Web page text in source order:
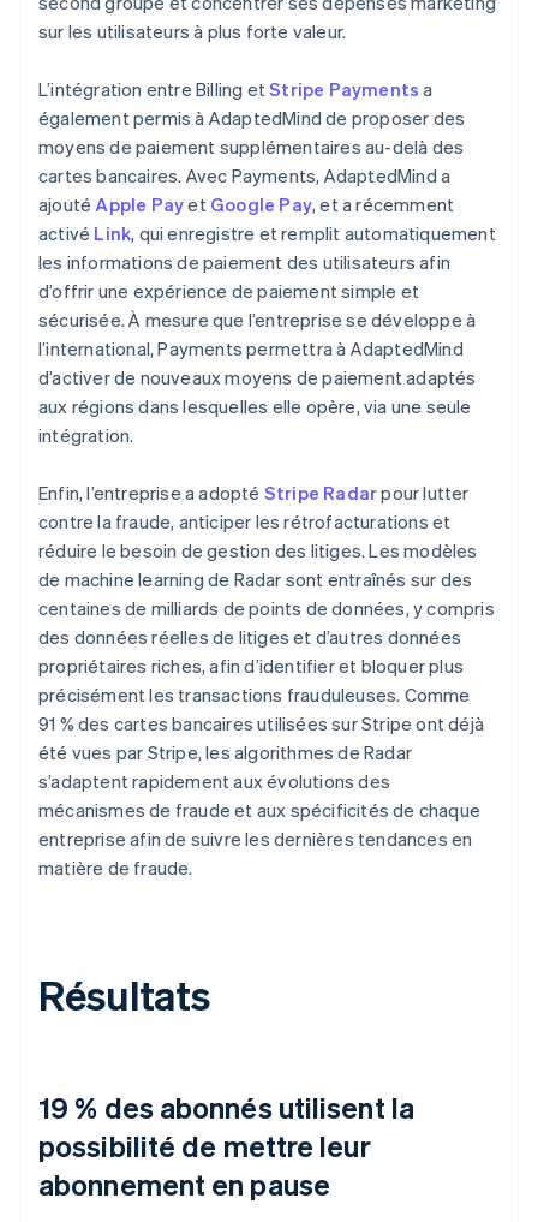
sur les utilisateurs à plus forte valeur.
L’intégration entre Billing etStripe Payments a
également permis à AdaptedMind de proposer des
moyens de paiement supplémentaires au-delà des
cartes bancaires. Avec Payments, AdaptedMind a
ajouté Apple Payet Google Pay, et a récemment
activé Link, qui enregistre et remplit automatiquement
les informations de paiement des utilisateurs afin
d’offrir une expérience de paiement simple et
sécurisée. À mesure que l’entreprise se développe à
l’international, Payments permettra à AdaptedMind
d’activer de nouveaux moyens de paiement adaptés
aux régions dans lesquelles elle opère, via une seule
intégration.
Enfin, l’entreprise a adopté Stripe Radarpour lutter
contre la fraude, anticiper les rétrofacturations et
réduire le besoin de gestion des litiges. Les modèles
de machine learning de Radar sont entraînés sur des
centaines de milliards de points de données, y compris
des données réelles de litiges et d’autres données
propriétaires riches, afin d’identifier et bloquer plus
précisément les transactions frauduleuses. Comme
91 % des cartes bancaires utilisées sur Stripe ont déjà
été vues par Stripe, les algorithmes de Radar
s’adaptent rapidement aux évolutions des
mécanismes de fraude et aux spécificités de chaque
entreprise afin de suivre les dernières tendances en
matière de fraude.
Résultats
19 % des abonnés utilisent la
possibilité de mettre leur
abonnement en pause